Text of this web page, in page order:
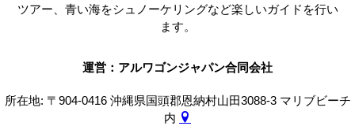
ツアー、青い海をシュノーケリングなど楽しいガイドを行い
ます。
運営：アルワゴンジャパン合同会社
所在地: 〒904-0416 沖縄県国頭郡恩納村山田3088-3 マリブビーチ
内